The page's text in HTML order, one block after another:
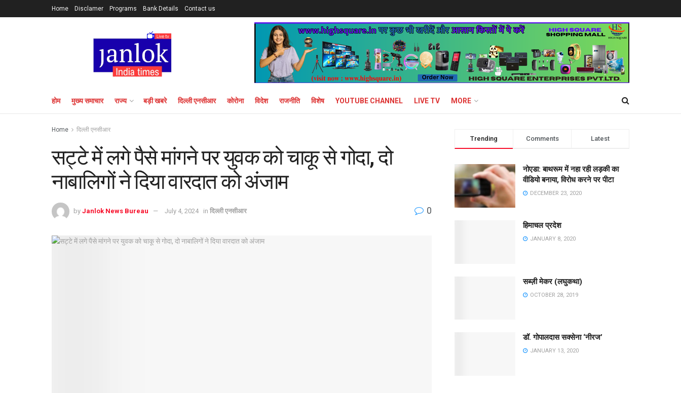
Home Disclamer Programs Bank Details Contact us
होम मुख्य समाचार राज्य बड़ी खबरे दिल्ली एनसीआर कोरोना विदेश राजनीति विशेष YOUTUBE CHANNEL LIVE TV MORE
Home दिल्ली एनसीआर
सट्टे में लगे पैसे मांगने पर युवक को चाकू से गोदा, दो
नाबालिगों ने दिया वारदात को अंजाम
by Janlok News Bureau July 4, 2024 in दिल्ली एनसीआर 0
Trending Comments Latest
नोएडा: बाथरूम में नहा रही लड़की का
वीडियो बनाया, विरोध करने पर पीटा
DECEMBER 23, 2020
हिमाचल प्रदेश
JANUARY 8, 2020
सब्ज़ी मेकर (लघुकथा)
OCTOBER 28, 2019
डॉ. गोपालदास सक्सेना ‘नीरज’
JANUARY 13, 2020